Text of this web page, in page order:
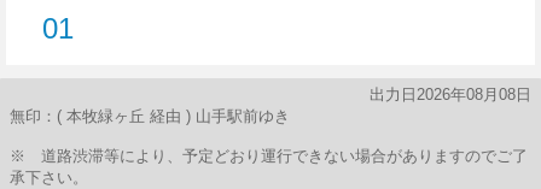
01
出力日2026年08月08日
無印：( 本牧緑ヶ丘 経由 ) 山手駅前ゆき
※ 道路渋滞等により、予定どおり運行できない場合がありますのでご了
承下さい。